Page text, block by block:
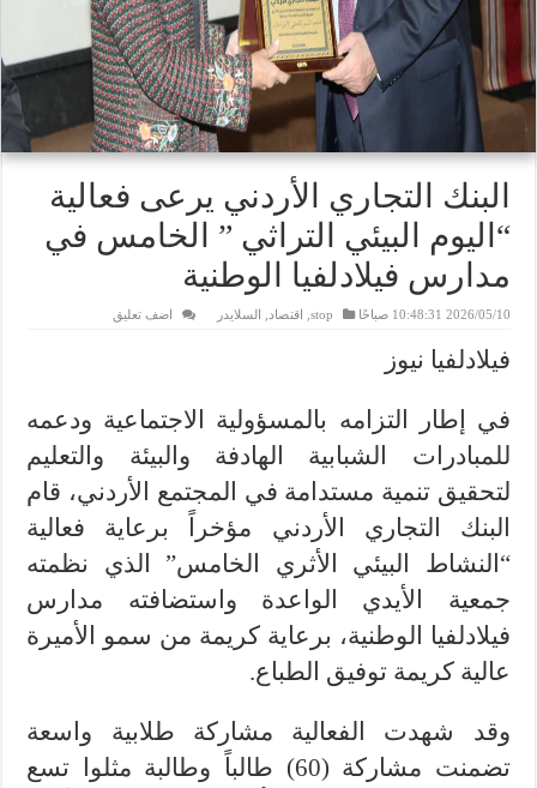
البنك التجاري الأردني يرعى فعالية
“اليوم البيئي التراثي ” الخامس في
مدارس فيلادلفيا الوطنية
2026/05/10 10:48:31 صباحًا stop اقتصاد السلايدر اضف تعليق
فيلادلفيا نيوز
في إطار التزامه بالمسؤولية الاجتماعية ودعمه
للمبادرات الشبابية الهادفة والبيئة والتعليم
لتحقيق تنمية مستدامة في المجتمع الأردني، قام
البنك التجاري الأردني مؤخراً برعاية فعالية
“النشاط البيئي الأثري الخامس” الذي نظمته
جمعية الأيدي الواعدة واستضافته مدارس
فيلادلفيا الوطنية، برعاية كريمة من سمو الأميرة
عالية كريمة توفيق الطباع.
وقد شهدت الفعالية مشاركة طلابية واسعة
تضمنت مشاركة (60) طالباً وطالبة مثلوا تسع